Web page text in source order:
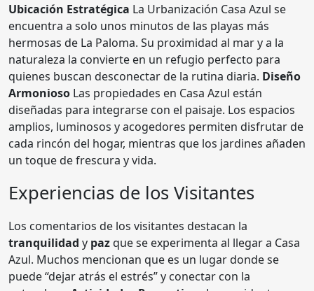
Ubicación Estratégica La Urbanización Casa Azul se
encuentra a solo unos minutos de las playas más
hermosas de La Paloma. Su proximidad al mar y a la
naturaleza la convierte en un refugio perfecto para
quienes buscan desconectar de la rutina diaria. Diseño
Armonioso Las propiedades en Casa Azul están
diseñadas para integrarse con el paisaje. Los espacios
amplios, luminosos y acogedores permiten disfrutar de
cada rincón del hogar, mientras que los jardines añaden
un toque de frescura y vida.
Experiencias de los Visitantes
Los comentarios de los visitantes destacan la
tranquilidad y pazque se experimenta al llegar a Casa
Azul. Muchos mencionan que es un lugar donde se
puede “dejar atrás el estrés” y conectar con la